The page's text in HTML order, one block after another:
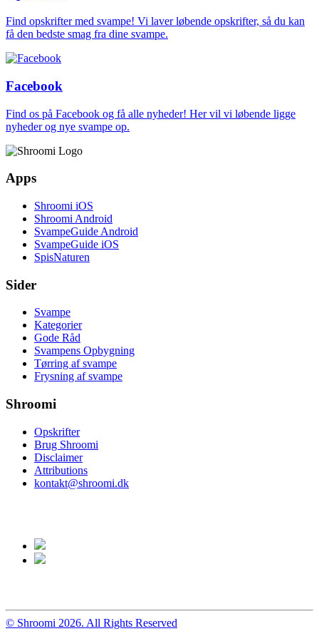
Find opskrifter med svampe! Vi laver løbende opskrifter, så du kan
få den bedste smag fra dine svampe.
Facebook
Find os på Facebook og få alle nyheder! Her vil vi løbende ligge
nyheder og nye svampe op.
Apps
Shroomi iOS
Shroomi Android
SvampeGuide Android
SvampeGuide iOS
SpisNaturen
Sider
Svampe
Kategorier
Gode Råd
Svampens Opbygning
Tørring af svampe
Frysning af svampe
Shroomi
Opskrifter
Brug Shroomi
Disclaimer
Attributions
kontakt@shroomi.dk
© Shroomi 2026. All Rights Reserved